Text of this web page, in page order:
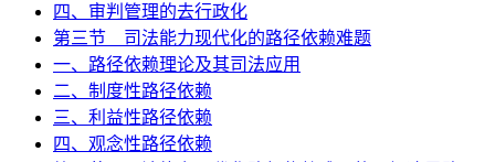
四、审判管理的去行政化
第三节 司法能力现代化的路径依赖难题
一、路径依赖理论及其司法应用
二、制度性路径依赖
三、利益性路径依赖
四、观念性路径依赖